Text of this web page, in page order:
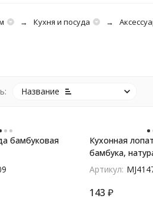
Кухня и посуда
Название
бамбуковая
Кухонная
бамбука,
Артикул:
143 ₽